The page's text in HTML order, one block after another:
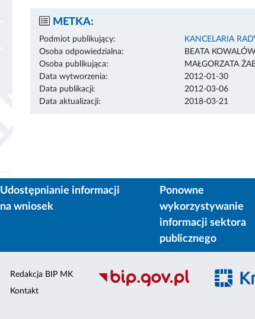
METKA:
Podmiot publikujący:
KANCELARIA
Osoba odpowiedzialna:
BEATA
Osoba publikująca:
MAŁGORZATA
Data wytworzenia:
2012-01-30
Data publikacji:
2012-03-06
Data aktualizacji:
2018-03-21
Udostępnianie informacji
na wniosek
Ponowne
wykorzystywanie
informacji sektora
publicznego
Redakcja BIP MK
Kontakt